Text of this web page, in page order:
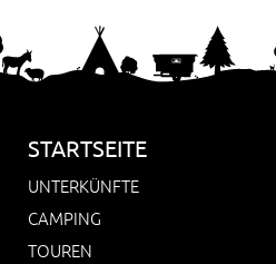
STARTSEITE
UNTERKÜNFTE
CAMPING
TOUREN